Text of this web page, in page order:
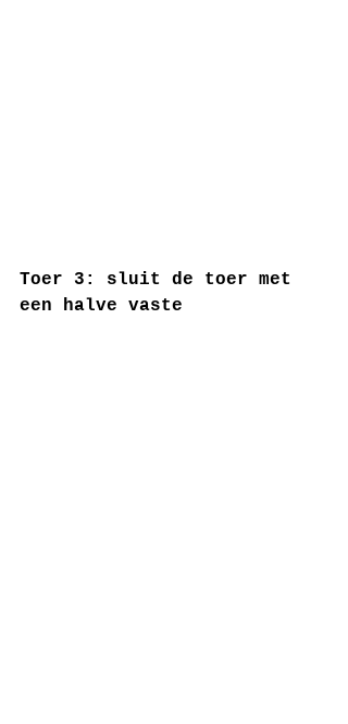
Toer 3: sluit de toer met
een halve vaste